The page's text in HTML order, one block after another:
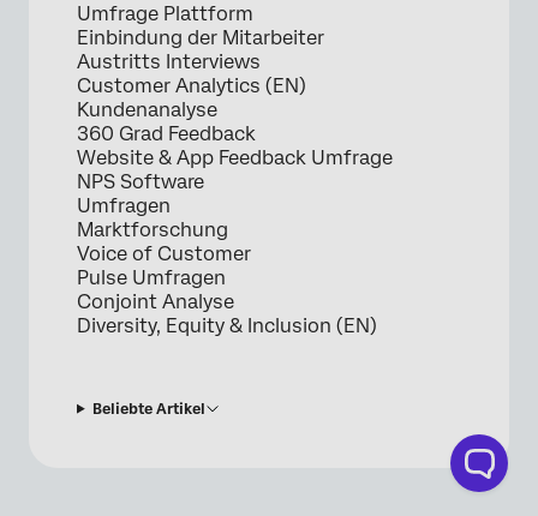
Umfrage Plattform
Einbindung der Mitarbeiter
Austritts Interviews
Customer Analytics (EN)
Kundenanalyse
360 Grad Feedback
Website & App Feedback Umfrage
NPS Software
Umfragen
Marktforschung
Voice of Customer
Pulse Umfragen
Conjoint Analyse
Diversity, Equity & Inclusion (EN)
Beliebte Artikel